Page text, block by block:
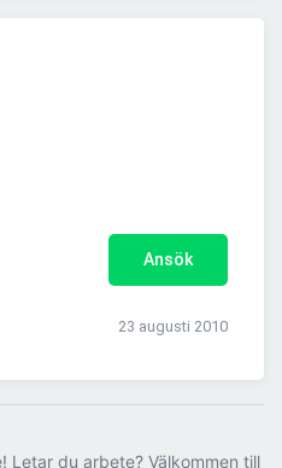
Ansök
23 augusti 2010
Letar du arbete? Välkommen till